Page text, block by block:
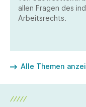
allen Fragen des
Arbeitsrechts.
Alle Themen